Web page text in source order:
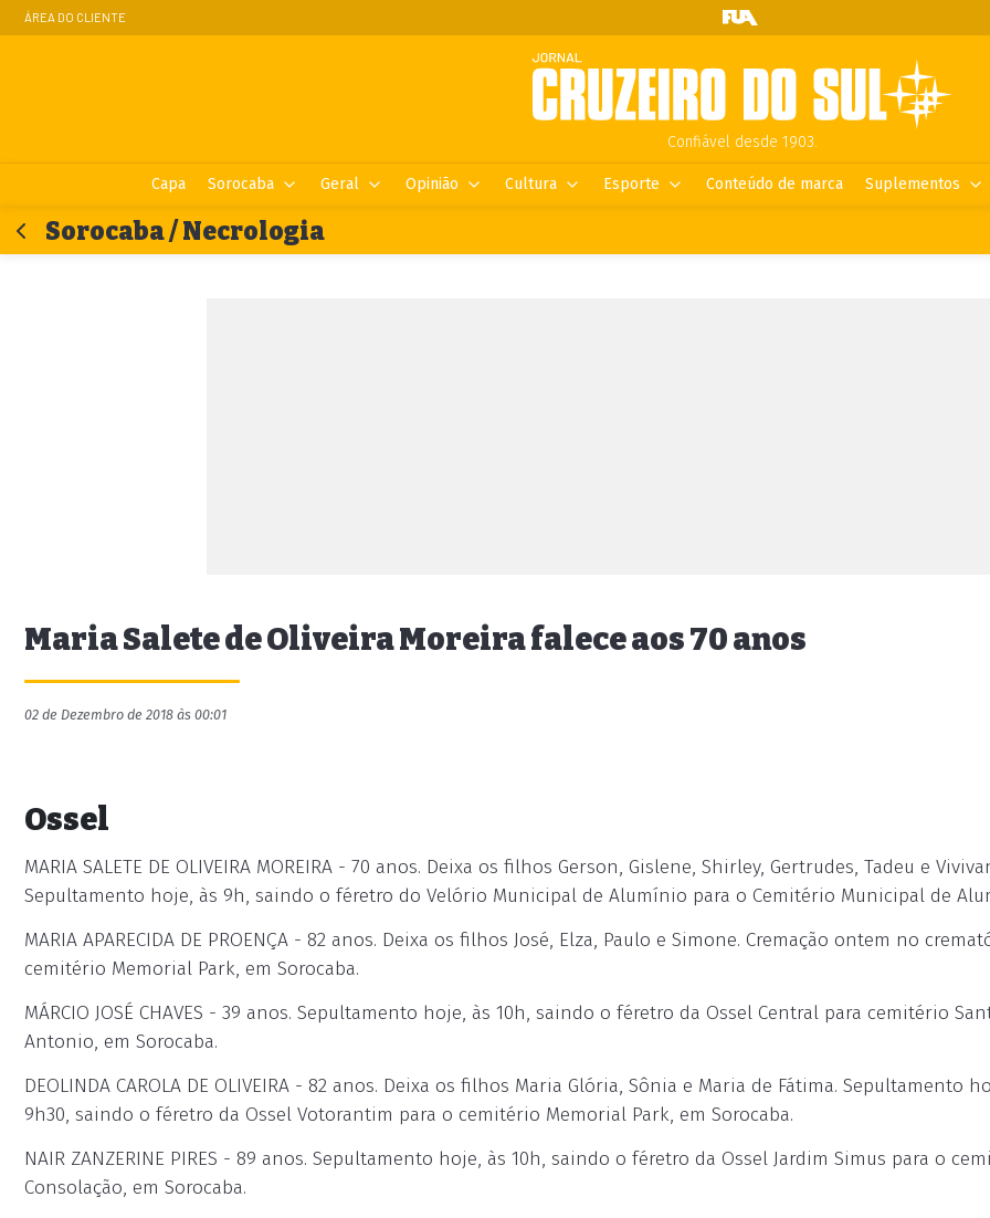
ÁREA DO CLIENTE
Confiável desde 1903.
Capa Sorocaba Geral Opinião Cultura Esporte Conteúdo de marca Suplementos
Sorocaba / Necrologia
Maria Salete de Oliveira Moreira falece aos 70 anos
02 de Dezembro de 2018 às 00:01
Ossel
MARIA SALETE DE OLIVEIRA MOREIRA - 70 anos. Deixa os filhos Gerson, Gislene, Shirley, Gertrudes, Tadeu e
Sepultamento hoje, às 9h, saindo o féretro do Velório Municipal de Alumínio para o Cemitério Municipal de
MARIA APARECIDA DE PROENÇA - 82 anos. Deixa os filhos José, Elza, Paulo e Simone. Cremação ontem no
cemitério Memorial Park, em Sorocaba.
MÁRCIO JOSÉ CHAVES - 39 anos. Sepultamento hoje, às 10h, saindo o féretro da Ossel Central para cemitério
Antonio, em Sorocaba.
DEOLINDA CAROLA DE OLIVEIRA - 82 anos. Deixa os filhos Maria Glória, Sônia e Maria de Fátima. Sepultamento
9h30, saindo o féretro da Ossel Votorantim para o cemitério Memorial Park, em Sorocaba.
NAIR ZANZERINE PIRES - 89 anos. Sepultamento hoje, às 10h, saindo o féretro da Ossel Jardim Simus para o
Consolação, em Sorocaba.